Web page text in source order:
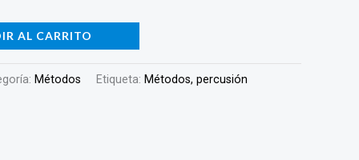
AL CARRITO
Métodos Etiqueta: Métodos, percusión